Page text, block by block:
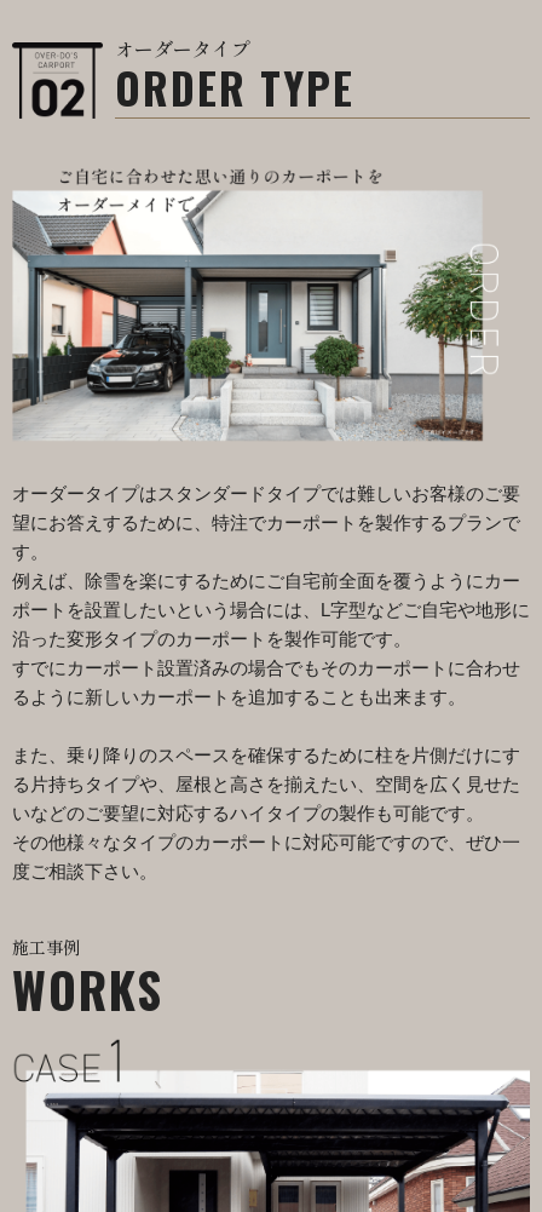
オーダータイプ
ORDER TYPE
オーダータイプはスタンダードタイプでは難しいお客様のご要
望にお答えするために、特注でカーポートを製作するプランで
す。
例えば、除雪を楽にするためにご自宅前全面を覆うようにカー
ポートを設置したいという場合には、L字型などご自宅や地形に
沿った変形タイプのカーポートを製作可能です。
すでにカーポート設置済みの場合でもそのカーポートに合わせ
るように新しいカーポートを追加することも出来ます。
また、乗り降りのスペースを確保するために柱を片側だけにす
る片持ちタイプや、屋根と高さを揃えたい、空間を広く見せた
いなどのご要望に対応するハイタイプの製作も可能です。
その他様々なタイプのカーポートに対応可能ですので、ぜひ一
度ご相談下さい。
施工事例
WORKS